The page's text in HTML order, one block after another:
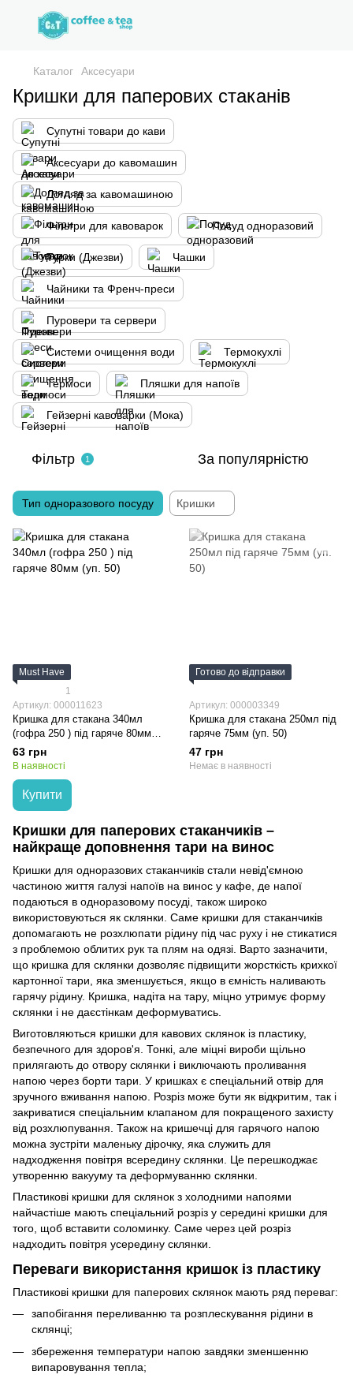
Каталог Аксесуари
Кришки для паперових стаканів
Супутні товари до кави
Аксесуари до кавомашин
Догляд за кавомашиною
Фільтри для кавоварок Посуд одноразовий
Турки (Джезви) Чашки
Чайники та Френч-преси
Пуровери та сервери
Системи очищення води Термокухлі
Термоси Пляшки для напоїв
Гейзерні кавоварки (Мока)
Фільтр 1 За популярністю
Тип одноразового посуду Кришки
Must Have
1
Артикул: 000011623
Кришка для стакана 340мл
(гофра 250 ) під гаряче 80мм
(уп. 50)
63 грн
В наявності
Купити
Готово до відправки
Артикул: 000003349
Кришка для стакана 250мл під
гаряче 75мм (уп. 50)
47 грн
Немає в наявності
Кришки для паперових стаканчиків –
найкраще доповнення тари на винос
Кришки для одноразових стаканчиків стали невід'ємною
частиною життя галузі напоїв на винос у кафе, де напої
подаються в одноразовому посуді, також широко
використовуються як склянки. Саме кришки для стаканчиків
допомагають не розхлюпати рідину під час руху і не стикатися
з проблемою облитих рук та плям на одязі. Варто зазначити,
що кришка для склянки дозволяє підвищити жорсткість крихкої
картонної тари, яка зменшується, якщо в ємність наливають
гарячу рідину. Кришка, надіта на тару, міцно утримує форму
склянки і не даєстінкам деформуватись.
Виготовляються кришки для кавових склянок із пластику,
безпечного для здоров'я. Тонкі, але міцні вироби щільно
прилягають до отвору склянки і виключають проливання
напою через борти тари. У кришках є спеціальний отвір для
зручного вживання напою. Розріз може бути як відкритим, так і
закриватися спеціальним клапаном для покращеного захисту
від розхлюпування. Також на кришечці для гарячого напою
можна зустріти маленьку дірочку, яка служить для
надходження повітря всередину склянки. Це перешкоджає
утворенню вакууму та деформуванню склянки.
Пластикові кришки для склянок з холодними напоями
найчастіше мають спеціальний розріз у середині кришки для
того, щоб вставити соломинку. Саме через цей розріз
надходить повітря усередину склянки.
Переваги використання кришок із пластику
Пластикові кришки для паперових склянок мають ряд переваг:
запобігання переливанню та розплескування рідини в
склянці;
збереження температури напою завдяки зменшенню
випаровування тепла;